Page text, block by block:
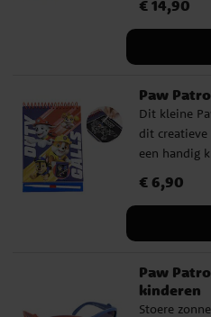
waterverf
momenten
waterverf,
een
Afmetingen:
officieel
Prijs: € 14,90
€ 14,90
Paw
Dit kleine
dit creatieve
een handig
komen –
en
kleurplaten
Kunststof
Officieel
Prijs :€ 6,90
€ 6,90
Paw
kinderen
Stoere